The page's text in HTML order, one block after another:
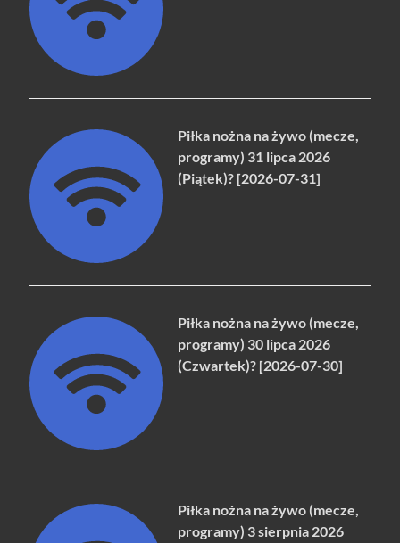
Piłka nożna na żywo (mecze,
programy) 31 lipca 2026
(Piątek)? [2026-07-31]
Piłka nożna na żywo (mecze,
programy) 30 lipca 2026
(Czwartek)? [2026-07-30]
Piłka nożna na żywo (mecze,
programy) 3 sierpnia 2026